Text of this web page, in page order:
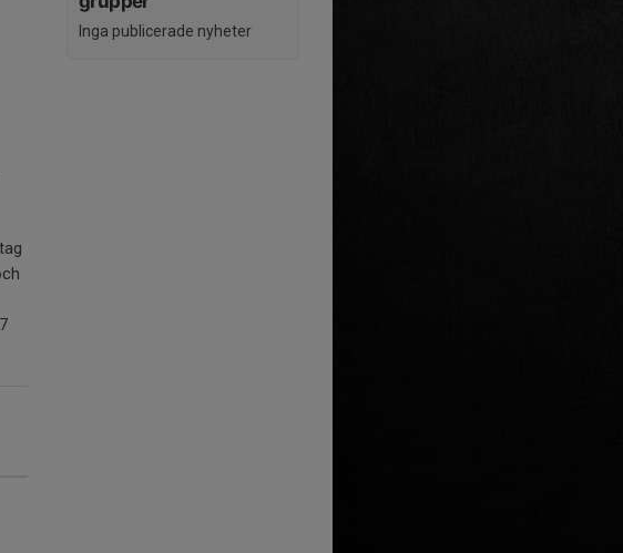
Inga publicerade nyheter